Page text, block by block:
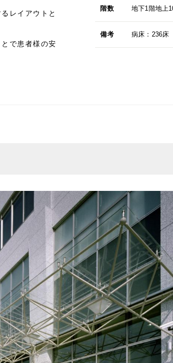
レイアウトと
で患者様の安
階数 地下1階地上
備考 病床：236床